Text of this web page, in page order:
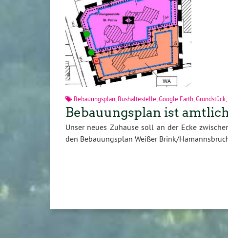
Bebauungsplan Bushaltestelle Google Earth Grundstück
Bebauungsplan ist
Unser neues Zuhause soll an der Ecke
den Bebauungsplan Weißer Brink/